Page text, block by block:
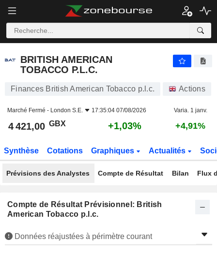
BRITISH AMERICAN
TOBACCO P.L.C.
Finances British American Tobacco p.l.c. Actions
Marché Fermé - London S.E. 17:35:04 07/08/2026 Varia. 1 janv.
4 421,00 GBX +1,03% +4,91%
Synthèse Cotations Graphiques Actualités
Prévisions des Analystes Compte de Résultat Bilan Flux
Compte de Résultat Prévisionnel: British
American Tobacco p.l.c.
Données réajustées à périmètre courant